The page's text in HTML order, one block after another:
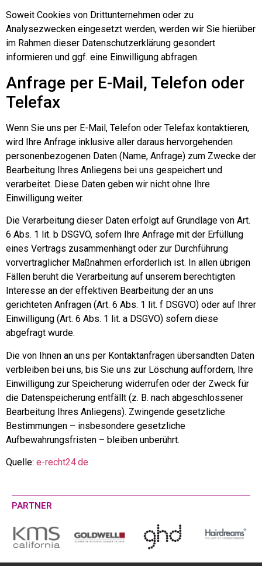
Soweit Cookies von Drittunternehmen oder zu
Analysezwecken eingesetzt werden, werden wir Sie hierüber
im Rahmen dieser Datenschutzerklärung gesondert
informieren und ggf. eine Einwilligung abfragen.
Anfrage per E-Mail, Telefon oder
Telefax
Wenn Sie uns per E-Mail, Telefon oder Telefax kontaktieren,
wird Ihre Anfrage inklusive aller daraus hervorgehenden
personenbezogenen Daten (Name, Anfrage) zum Zwecke der
Bearbeitung Ihres Anliegens bei uns gespeichert und
verarbeitet. Diese Daten geben wir nicht ohne Ihre
Einwilligung weiter.
Die Verarbeitung dieser Daten erfolgt auf Grundlage von Art.
6 Abs. 1 lit. b DSGVO, sofern Ihre Anfrage mit der Erfüllung
eines Vertrags zusammenhängt oder zur Durchführung
vorvertraglicher Maßnahmen erforderlich ist. In allen übrigen
Fällen beruht die Verarbeitung auf unserem berechtigten
Interesse an der effektiven Bearbeitung der an uns
gerichteten Anfragen (Art. 6 Abs. 1 lit. f DSGVO) oder auf Ihrer
Einwilligung (Art. 6 Abs. 1 lit. a DSGVO) sofern diese
abgefragt wurde.
Die von Ihnen an uns per Kontaktanfragen übersandten Daten
verbleiben bei uns, bis Sie uns zur Löschung auffordern, Ihre
Einwilligung zur Speicherung widerrufen oder der Zweck für
die Datenspeicherung entfällt (z. B. nach abgeschlossener
Bearbeitung Ihres Anliegens). Zwingende gesetzliche
Bestimmungen – insbesondere gesetzliche
Aufbewahrungsfristen – bleiben unberührt.
Quelle: e-recht24.de
PARTNER